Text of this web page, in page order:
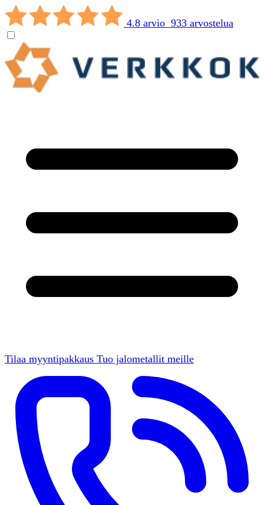
4.8 arvio 933 arvostelua
Tilaa myyntipakkaus Tuo jalometallit meille